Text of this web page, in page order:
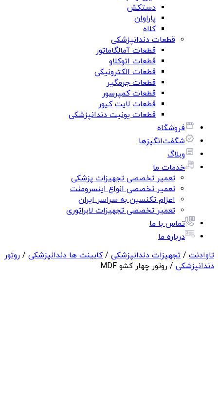
دستکش
پاراوان
کلاه
قطعات دندانپزشکی
قطعات آمالگاماتور
قطعات اتوکلاو
قطعات الکترونیکی
قطعات جرمگیر
قطعات کمپرسور
قطعات لایت کیور
قطعات یونیت دندانپزشکی
فروشگاه
شگفت‌انگیزها
وبلاگ
خدمات ما
تعمیر تخصصی تجهیزات پزشکی
تعمیر تخصصی انواع اینسرومنت
اعزام تکنسین به سراسر ایران
تعمیر تخصصی تجهیزات لابراتوری
تماس با ما
درباره ما
تاوادنت / تجهیزات دندانپزشکی /کابینت ها دندانپزشکی / روتور
دندانپزشکی / روتور چهار کشو MDF